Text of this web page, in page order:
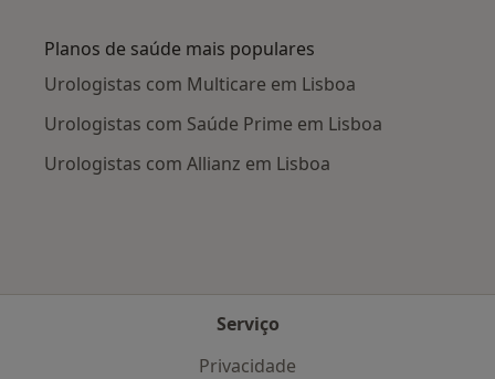
Planos de saúde mais populares
Urologistas com Multicare em Lisboa
Urologistas com Saúde Prime em Lisboa
Urologistas com Allianz em Lisboa
Serviço
Privacidade